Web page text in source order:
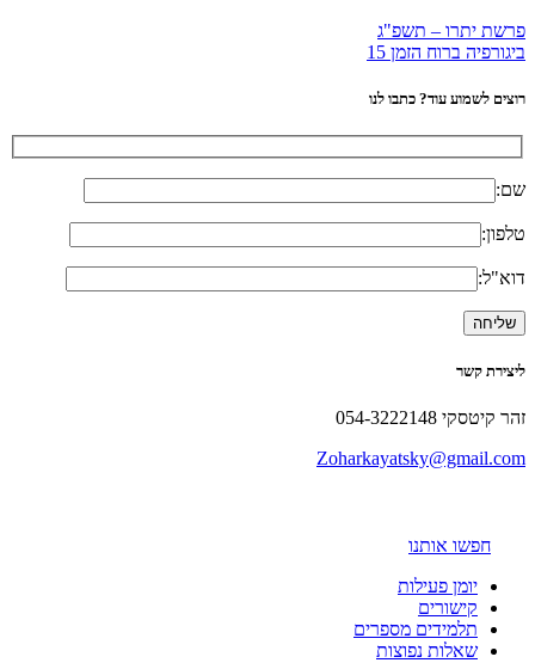
פרשת יתרו – תשפ"ג
ביגורפיה ברוח הזמן 15
רוצים לשמוע עוד? כתבו לנו
שם:
טלפון:
דוא"ל:
ליצירת קשר
זהר קיטסקי 054-3222148
Zoharkayatsky@gmail.com
חפשו אותנו
יומן פעילות
קישורים
תלמידים מספרים
שאלות נפוצות